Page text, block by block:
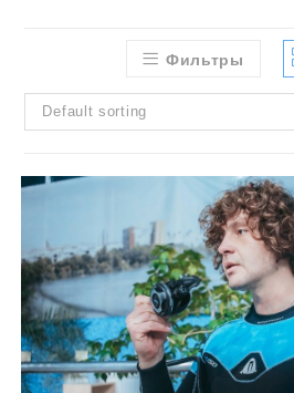
Фильтры
Default sorting